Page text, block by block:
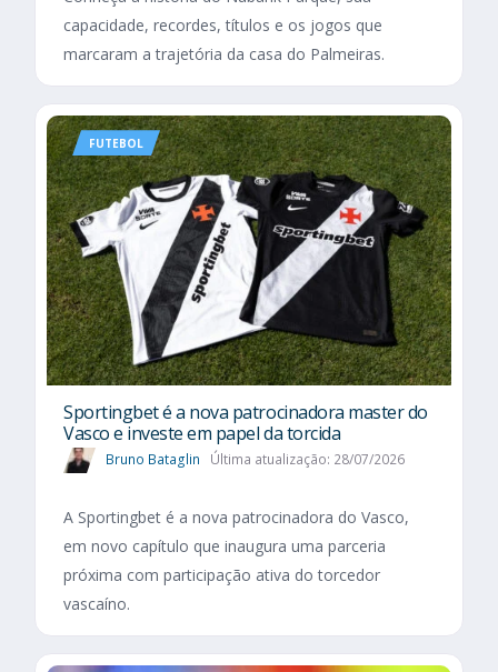
capacidade, recordes, títulos e os jogos que
marcaram a trajetória da casa do Palmeiras.
FUTEBOL
Sportingbet é a nova patrocinadora master do
Vasco e investe em papel da torcida
Bruno Bataglin Última atualização: 28/07/2026
A Sportingbet é a nova patrocinadora do Vasco,
em novo capítulo que inaugura uma parceria
próxima com participação ativa do torcedor
vascaíno.